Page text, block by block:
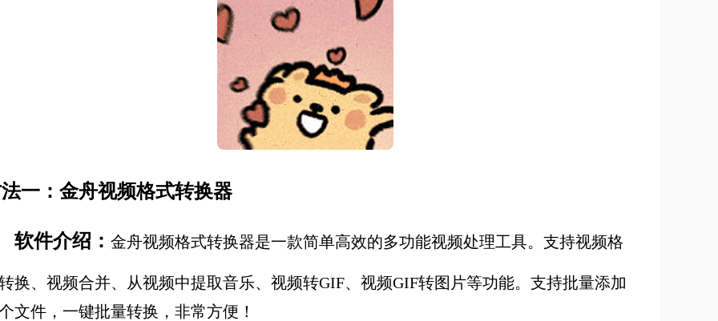
一：金舟视频格式转换器
软件介绍： 金舟视频格式转换器是一款简单高效的多功能视频处理工具。支持视频格
换、视频合并、从视频中提取音乐、视频转GIF、视频GIF转图片等功能。支持批量添加
文件，一键批量转换，非常方便！